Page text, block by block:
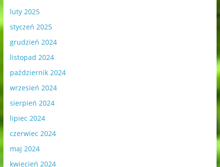
luty 2025
styczeń 2025
grudzień 2024
listopad 2024
październik 2024
wrzesień 2024
sierpień 2024
lipiec 2024
czerwiec 2024
maj 2024
kwiecień 2024